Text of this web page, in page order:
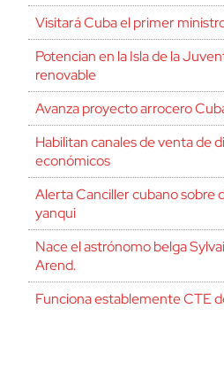
Visitará Cuba el primer
Potencian en la Isla de la
renovable
Avanza proyecto arrocero
Habilitan canales de venta de
económicos
Alerta Canciller cubano sobre
yanqui
Nace el astrónomo belga
Arend.
Funciona establemente CTE